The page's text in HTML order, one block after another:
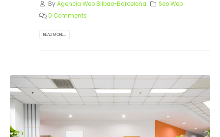
ByAgencia Web Bilbao-Barcelona
Seo Web
0 Comments
READ MORE...